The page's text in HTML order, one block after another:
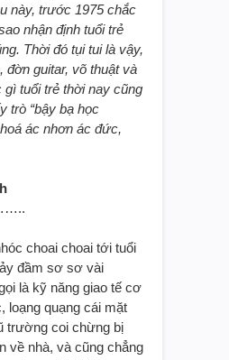
này, trước 1975 chắc
nhận định tuổi trẻ
Thời đó tụi tui là vậy,
đờn guitar, võ thuật và
tuổi trẻ thời nay cũng
trò “bậy bạ học
ác nhơn ác đức,
choai choai tới tuổi
đầm sơ sơ vài
là kỹ năng giao tế cơ
loạng quạng cái mặt
trường coi chừng bị
về nhà, và cũng chẳng